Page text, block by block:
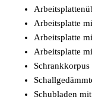
Arbeitsplatte
Arbeitsplatte
Arbeitsplatte
Schubladen